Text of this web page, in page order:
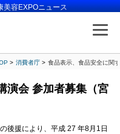
美容EXPOニュース
消費者庁 食品表示、食品安全に関
演会 参加者募集（宮
後援により、平成 27 年8月1日